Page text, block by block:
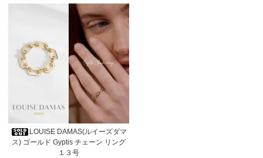
LOUISE DAMAS(ルイーズダマ
ス) ゴールド Gyptis チェーン リング
１３号